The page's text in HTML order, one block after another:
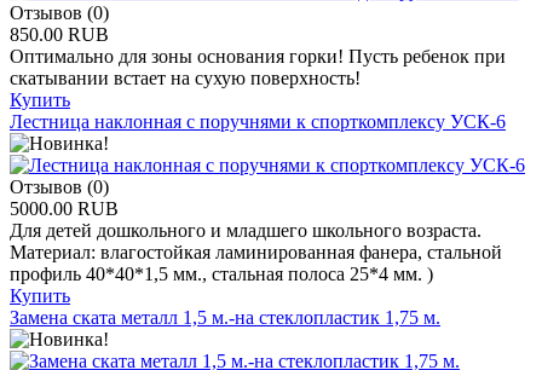
Отзывов (0)
850.00 RUB
Оптимально для зоны основания горки! Пусть ребенок при
скатывании встает на сухую поверхность!
Купить
Лестница наклонная с поручнями к спорткомплексу УСК-6
Отзывов (0)
5000.00 RUB
Для детей дошкольного и младшего школьного возраста.
Материал: влагостойкая ламинированная фанера, стальной
профиль 40*40*1,5 мм., стальная полоса 25*4 мм. )
Купить
Замена ската металл 1,5 м.-на стеклопластик 1,75 м.